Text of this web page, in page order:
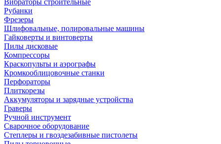
Вибраторы строительные
Рубанки
Фрезеры
Шлифовальные, полировальные машины
Гайковерты и винтоверты
Пилы дисковые
Компрессоры
Краскопульты и аэрографы
Кромкооблицовочные станки
Перфораторы
Плиткорезы
Аккумуляторы и зарядные устройства
Граверы
Ручной инструмент
Сварочное оборудование
Степлеры и гвоздезабивные пистолеты